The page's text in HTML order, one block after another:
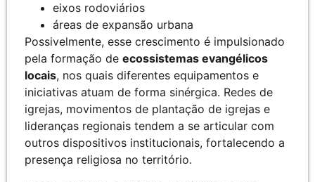
eixos rodoviários
áreas de expansão urbana
Possivelmente, esse crescimento é impulsionado
pela formação de ecossistemas evangélicos
locais, nos quais diferentes equipamentos e
iniciativas atuam de forma sinérgica. Redes de
igrejas, movimentos de plantação de igrejas e
lideranças regionais tendem a se articular com
outros dispositivos institucionais, fortalecendo a
presença religiosa no território.